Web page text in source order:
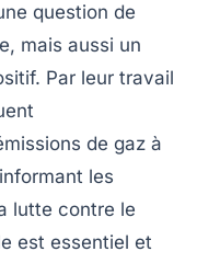
question de
mais aussi un
Par leur travail
de gaz à
les
lutte contre le
est essentiel et